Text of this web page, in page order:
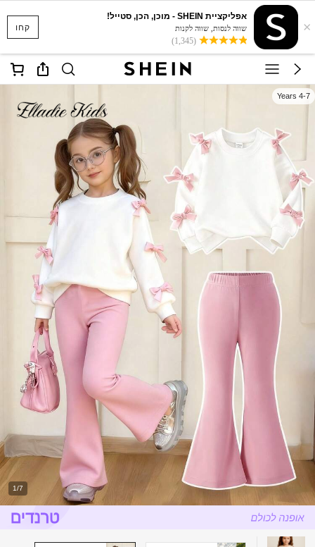
קחו ×
אפליקציית SHEIN - מוכן, הכן, סטייל!
שווה לנסות, שווה לקנות
(1,345)
4-7 Years
1/7